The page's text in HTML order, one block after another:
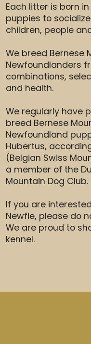
Each litter is born
puppies to
children, people
We breed Bernese
Newfoundlanders
combinations,
and health.
We regularly have
breed Bernese
Newfoundland
Hubertus,
(Belgian Swiss
a member of the
Mountain Dog Club.
If you are
Newfie, please do
We are proud to
kennel.